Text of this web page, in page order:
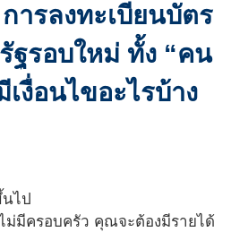
ารลงทะเบียนบัตร
ฐรอบใหม่ ทั้ง “คน
งื่อนไขอะไรบ้าง
ไป
ม่มีครอบครัว คุณจะต้องมีรายได้